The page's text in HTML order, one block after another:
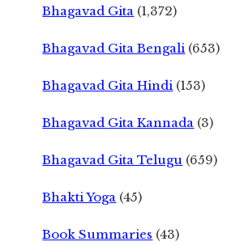
Bhagavad Gita (1,372)
Bhagavad Gita Bengali (653)
Bhagavad Gita Hindi (153)
Bhagavad Gita Kannada (3)
Bhagavad Gita Telugu (659)
Bhakti Yoga (45)
Book Summaries (43)